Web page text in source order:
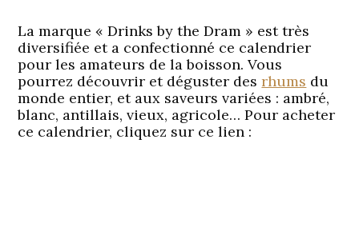
La marque « Drinks by the Dram » est très
diversifiée et a confectionné ce calendrier
pour les amateurs de la boisson. Vous
pourrez découvrir et déguster desrhums du
monde entier, et aux saveurs variées : ambré,
blanc, antillais, vieux, agricole… Pour acheter
ce calendrier, cliquez sur ce lien :